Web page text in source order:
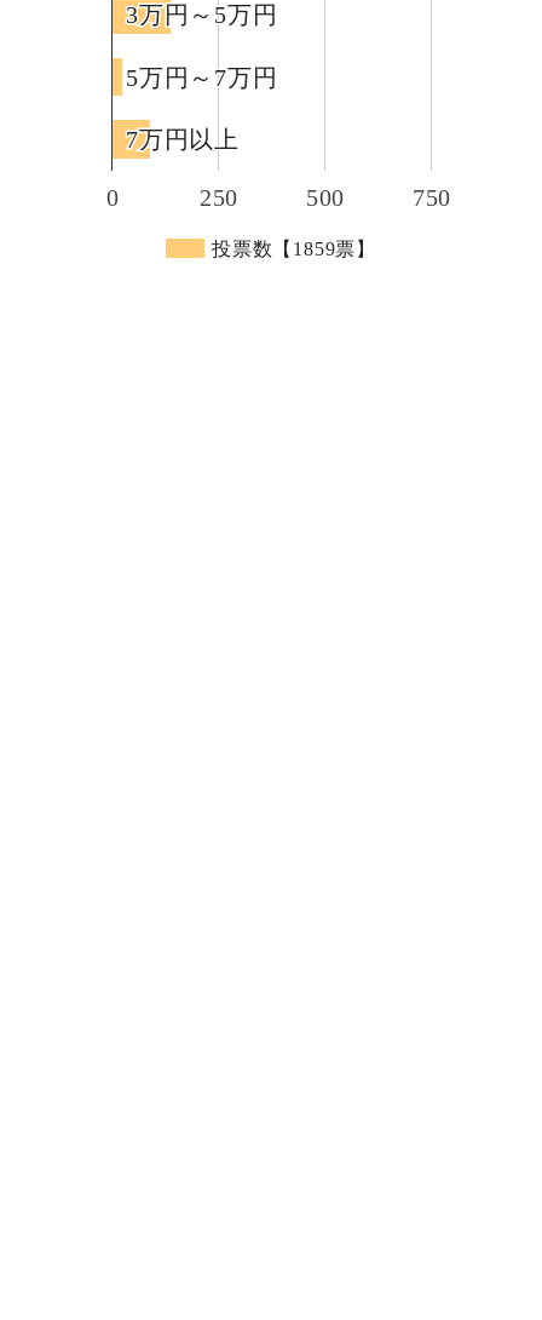
投票数【1859票】
0 250 500 750
3万円～5万円
3万円～5万円
5万円～7万円
5万円～7万円
7万円以上
7万円以上